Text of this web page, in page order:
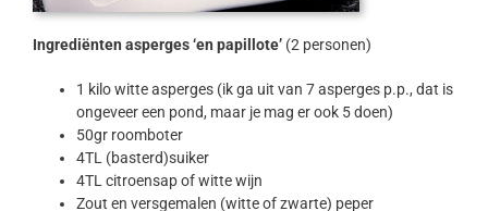
Ingrediënten asperges ‘en papillote’(2 personen)
1 kilo witte asperges (ik ga uit van 7 asperges p.p., dat is
ongeveer een pond, maar je mag er ook 5 doen)
50gr roomboter
4TL (basterd)suiker
4TL citroensap of witte wijn
Zout en versgemalen (witte of zwarte) peper